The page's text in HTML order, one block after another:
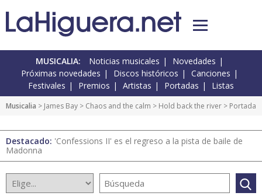
MUSICALIA: Noticias musicales
Novedades
Próximas novedades
Discos históricos
Canciones
Festivales
Premios Artistas Portadas Listas
Musicalia > James Bay > Chaos and the calm > Hold back the river > Portada
Destacado: 'Confessions II' es el regreso a la pista de baile de
Madonna